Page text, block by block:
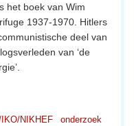
het boek van Wim
1937-1970. Hitlers
deel van
van ‘de
NIKHEF
onderzoek